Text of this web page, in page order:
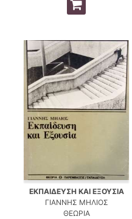
ΕΚΠΑΙΔΕΥΣΗ ΚΑΙ ΕΞΟΥΣΙΑ
ΓΙΑΝΝΗΣ ΜΗΛΙΟΣ
ΘΕΩΡΙΑ